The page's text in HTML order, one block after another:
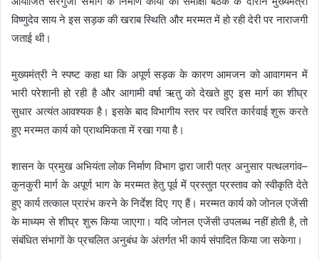
विष्णुदेव साय ने इस सड़क की खराब स्थिति और मरम्मत में हो रही देरी पर नाराजगी
जताई थी।
मुख्यमंत्री ने स्पष्ट कहा था कि अपूर्ण सड़क के कारण आमजन को आवागमन में
भारी परेशानी हो रही है और आगामी वर्षा ऋतु को देखते हुए इस मार्ग का शीघ्र
सुधार अत्यंत आवश्यक है। इसके बाद विभागीय स्तर पर त्वरित कार्रवाई शुरू करते
हुए मरम्मत कार्य को प्राथमिकता में रखा गया है।
शासन के प्रमुख अभियंता लोक निर्माण विभाग द्वारा जारी पत्र अनुसार पत्थलगांव–
कुनकुरी मार्ग के अपूर्ण भाग के मरम्मत हेतु पूर्व में प्रस्तुत प्रस्ताव को स्वीकृति देते
हुए कार्य तत्काल प्रारंभ करने के निर्देश दिए गए हैं। मरम्मत कार्य को जोनल एजेंसी
के माध्यम से शीघ्र शुरू किया जाएगा। यदि जोनल एजेंसी उपलब्ध नहीं होती है, तो
संबंधित संभागों के प्रचलित अनुबंध के अंतर्गत भी कार्य संपादित किया जा सकेगा।